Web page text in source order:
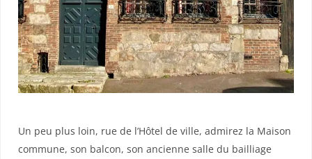
Un peu plus loin, rue de l’Hôtel de ville, admirez la Maison
commune, son balcon, son ancienne salle du bailliage